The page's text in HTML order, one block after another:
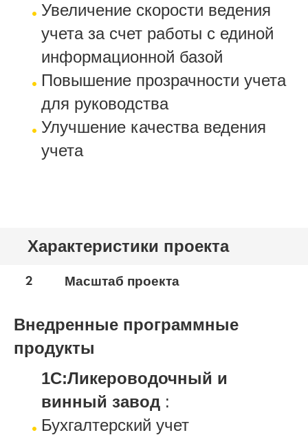
Увеличение скорости ведения
учета за счет работы с единой
информационной базой
Повышение прозрачности учета
для руководства
Улучшение качества ведения
учета
Характеристики проекта
2 Масштаб проекта
Внедренные программные
продукты
1С:Ликероводочный и
винный завод :
Бухгалтерский учет